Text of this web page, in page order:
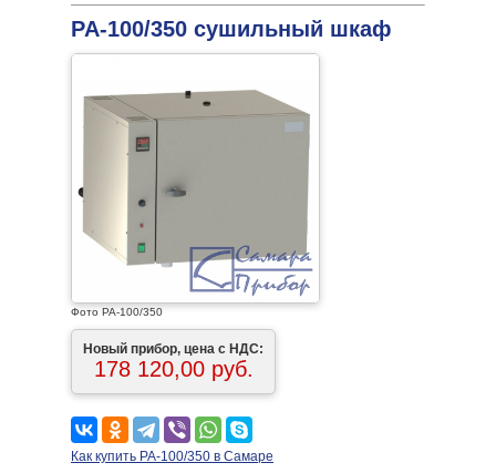
PA-100/350 сушильный шкаф
Фото PA-100/350
Новый прибор, цена с НДС:
178 120,00 руб.
Как купить PA-100/350 в Самаре